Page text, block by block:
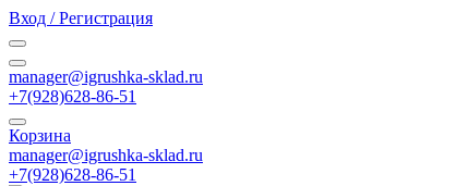
Вход / Регистрация
manager@igrushka-sklad.ru
+7(928)628-86-51
Корзина
manager@igrushka-sklad.ru
+7(928)628-86-51